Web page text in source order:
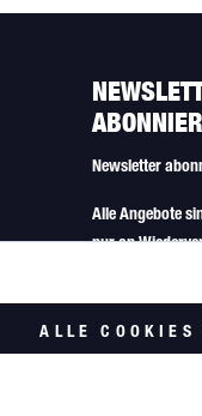
Newsletter
Alle Angebote
nur an
ALLE COOKIES